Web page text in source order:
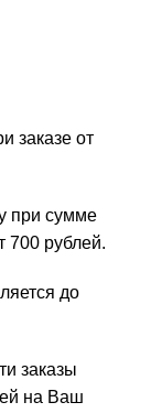
заказе от
при сумме
700 рублей.
до
заказы
на Ваш